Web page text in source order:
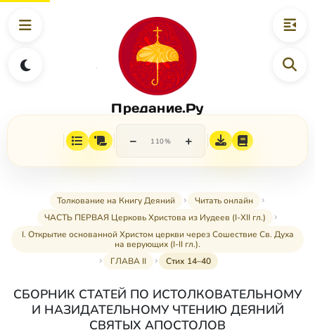
Предание.Ру
− 110% +
Толкование на Книгу Деяний
Читать онлайн
ЧАСТЬ ПЕРВАЯ Церковь Христова из Иудеев (I-XII гл.)
I. Открытие основанной Христом церкви через Сошествие Св. Духа
на верующих (I-II гл.).
ГЛАВА II
Стих 14–40
СБОРНИК СТАТЕЙ ПО ИСТОЛКОВАТЕЛЬНОМУ
И НАЗИДАТЕЛЬНОМУ ЧТЕНИЮ ДЕЯНИЙ
СВЯТЫХ АПОСТОЛОВ